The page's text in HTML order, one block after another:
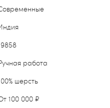
Современные
Индия
19858
Ручная работа
100% шерсть
от 100 000 ₽